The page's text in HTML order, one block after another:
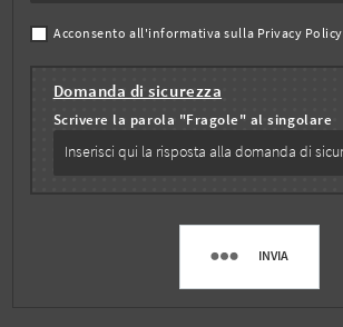
Acconsento all'informativa sulla Privacy Policy
Domanda di sicurezza
Scrivere la parola "Fragole" al singolare
INVIA